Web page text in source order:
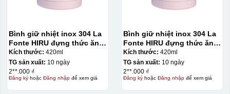
Bình giữ nhiệt inox 304 La
Fonte HIRU đựng thức ăn
420 ml – 012348
Kích thước: 420ml
TG sản xuất: 10 ngày
2**.000 ₫
Đăng kýhoặc Đăng nhậpđể xem giá
Bình giữ nhiệt inox 304 La
Fonte HIRU đựng thức ăn
420 ml – 012348
Kích thước: 420ml
TG sản xuất: 10 ngày
2**.000 ₫
Đăng kýhoặc Đăng nhậpđể xem giá